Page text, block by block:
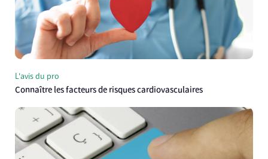
L'avis du pro
Connaître les facteurs de risques cardiovasculaires